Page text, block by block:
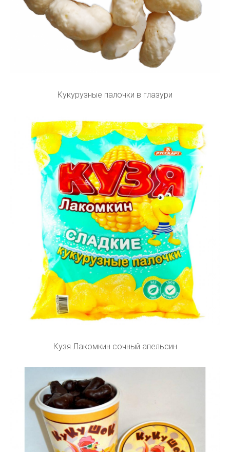
Кукурузные палочки в глазури
Кузя Лакомкин сочный апельсин